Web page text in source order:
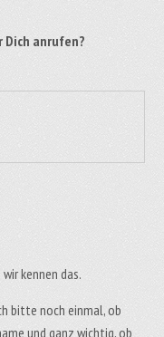
Dich anrufen?
kennen das.
bitte noch einmal, ob
und ganz wichtig, ob